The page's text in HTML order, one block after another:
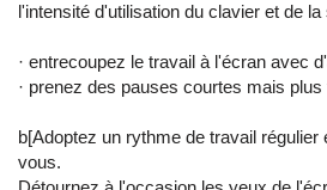
l'intensité d'utilisation du clavier et de la
· entrecoupez le travail à l'écran avec
· prenez des pauses courtes mais plus
b[Adoptez un rythme de travail régulier
vous.